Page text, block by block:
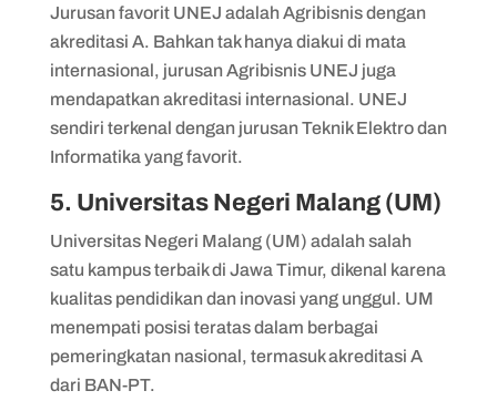
Jurusan favorit UNEJ adalah Agribisnis dengan
akreditasi A. Bahkan tak hanya diakui di mata
internasional, jurusan Agribisnis UNEJ juga
mendapatkan akreditasi internasional. UNEJ
sendiri terkenal dengan jurusan Teknik Elektro dan
Informatika yang favorit.
5. Universitas Negeri Malang (UM)
Universitas Negeri Malang (UM) adalah salah
satu kampus terbaik di Jawa Timur, dikenal karena
kualitas pendidikan dan inovasi yang unggul. UM
menempati posisi teratas dalam berbagai
pemeringkatan nasional, termasuk akreditasi A
dari BAN-PT.